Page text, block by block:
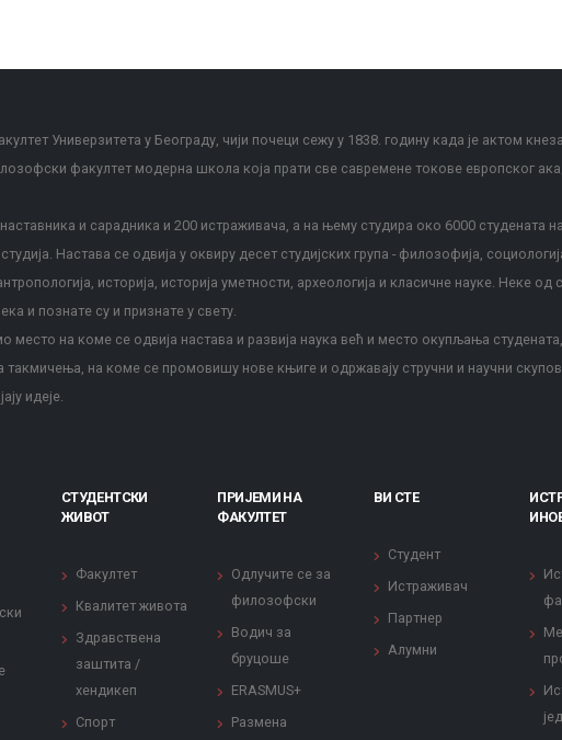
Универзитета у Београду, чији почеци сежу у 1838. годину када је актом
факултет модерна школа која прати све савремене токове европског
и сарадника и 200 истраживача, а на њему студира око 6000 студената
Настава се одвија у оквиру десет студијских група - филозофија,
историја, историја уметности, археологија и класичне науке. Неке од
и познате су и признате у свету.
место на коме се одвија настава и развија наука већ и место окупљања
такмичења, на коме се промовишу нове књиге и одржавају стручни и научни
идеје.
СТУДЕНТСКИ
ЖИВОТ
Факултет
Квалитет живота
Здравствена
заштита /
хендикеп
Спорт
ПРИЈЕМИ НА
ФАКУЛТЕТ
Одлучите се за
филозофски
Водич за
бруцоше
ERASMUS+
Размена
ВИ СТЕ
Студент
Истраживач
Партнер
Алумни